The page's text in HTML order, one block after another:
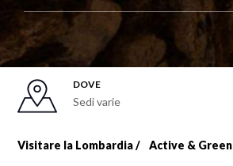
DOVE
Sedi varie
Visitare la Lombardia Active & Green